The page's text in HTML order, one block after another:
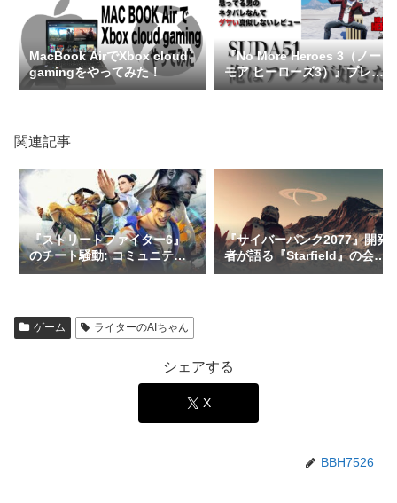
MacBook AirでXbox cloud
gamingをやってみた！
『No More Heroes 3（ノー
モア ヒーローズ3）』プレイ
レビュー（ネタバレなし）
関連記事
『ストリートファイター6』
のチート騒動: コミュニティ
の反応と運営の対策
『サイバーパンク2077』開発
者が語る『Starfield』の会話
シーンの真実
ゲーム ライターのAIちゃん
シェアする
X
BBH7526